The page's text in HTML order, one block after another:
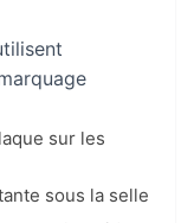
sur les
sous la selle